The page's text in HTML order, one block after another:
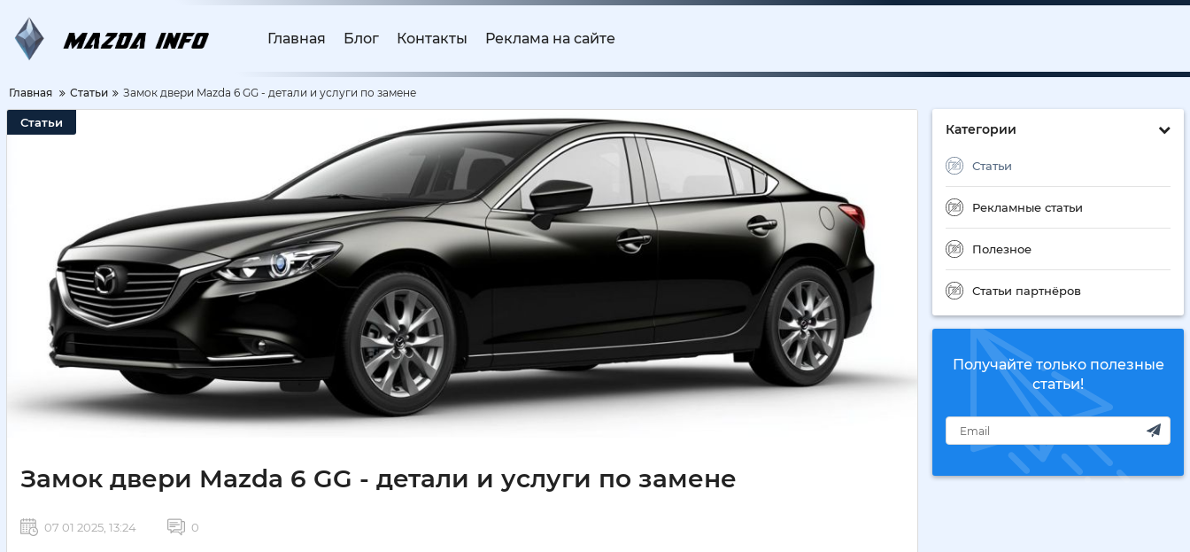
Главная Блог Контакты Реклама на сайте
Главная Статьи Замок двери Mazda 6 GG - детали и услуги по замене
Категории
Статьи
Рекламные статьи
Полезное
Статьи партнёров
Получайте только полезные
статьи!
Статьи
Замок двери Mazda 6 GG - детали и услуги по замене
07 01 2025, 13:24 0